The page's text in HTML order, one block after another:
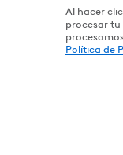
Al hacer
procesar
Política de